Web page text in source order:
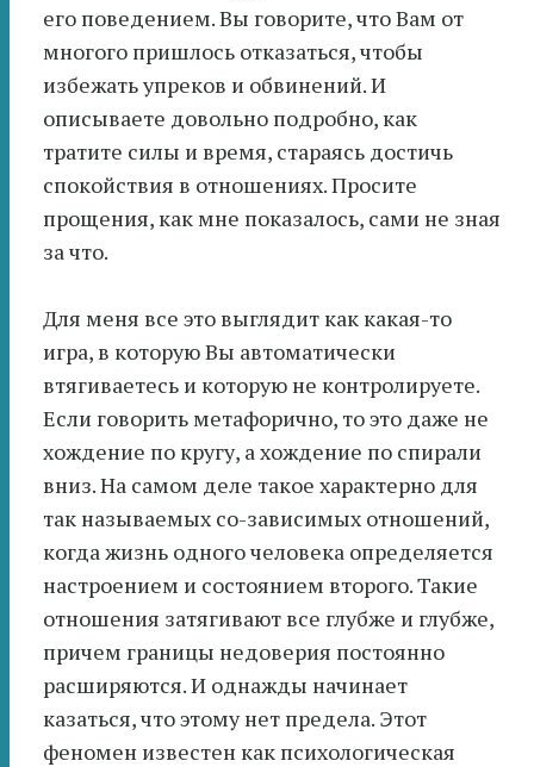
его поведением. Вы говорите, что Вам от
многого пришлось отказаться, чтобы
избежать упреков и обвинений. И
описываете довольно подробно, как
тратите силы и время, стараясь достичь
спокойствия в отношениях. Просите
прощения, как мне показалось, сами не зная
за что.
Для меня все это выглядит как какая-то
игра, в которую Вы автоматически
втягиваетесь и которую не контролируете.
Если говорить метафорично, то это даже не
хождение по кругу, а хождение по спирали
вниз. На самом деле такое характерно для
так называемых со-зависимых отношений,
когда жизнь одного человека определяется
настроением и состоянием второго. Такие
отношения затягивают все глубже и глубже,
причем границы недоверия постоянно
расширяются. И однажды начинает
казаться, что этому нет предела. Этот
феномен известен как психологическая